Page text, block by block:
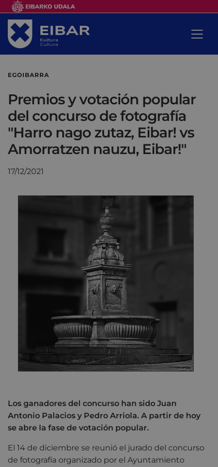
EGOIBARRA
Premios y votación popular
del concurso de fotografía
"Harro nago zutaz, Eibar! vs
Amorratzen nauzu, Eibar!"
17/12/2021
Los ganadores del concurso han sido Juan
Antonio Palacios y Pedro Arriola. A partir de hoy
se abre la fase de votación popular.
El 14 de diciembre se reunió el jurado del concurso
de fotografía organizado por el Ayuntamiento